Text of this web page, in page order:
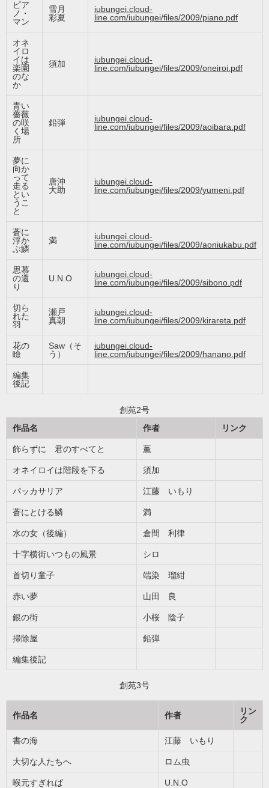
ピア
ノ・
マン
雪月
彩夏
iubungei.cloud-
line.com/iubungei/files/2009/piano.pdf
オネ
イロ
イは
楽園
のな
か
須加
iubungei.cloud-
line.com/iubungei/files/2009/oneiroi.pdf
青い
薔薇
の咲
く場
所
鉛弾
iubungei.cloud-
line.com/iubungei/files/2009/aoibara.pdf
夢に
向か
って
走る
とい
うこ
と
唐沖
大助
iubungei.cloud-
line.com/iubungei/files/2009/yumeni.pdf
蒼に
浮か
ぶ鱗
満
iubungei.cloud-
line.com/iubungei/files/2009/aoniukabu.pdf
思慕
の還
り
U.N.O
iubungei.cloud-
line.com/iubungei/files/2009/sibono.pdf
切ら
れた
羽
瀬戸
真朝
iubungei.cloud-
line.com/iubungei/files/2009/kirareta.pdf
花の
瞼
Saw（そ
う）
iubungei.cloud-
line.com/iubungei/files/2009/hanano.pdf
編集
後記
創苑2号
作品名
作者 リンク
飾らずに 君のすべてと 薫
オネイロイは階段を下る 須加
パッカサリア 江藤 いもり
蒼にとける鱗 満
水の女（後編） 倉間 利律
十字横街いつもの風景 シロ
首切り童子 端染 瑠紺
赤い夢 山田 良
銀の街 小桜 陰子
掃除屋 鉛弾
編集後記
創苑3号
作品名 作者
リン
ク
書の海 江藤 いもり
大切な人たちへ ロム虫
喉元すぎれば U.N.O